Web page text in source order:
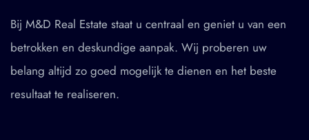
Bij M&D Real Estate staat u centraal en geniet u van een
betrokken en deskundige aanpak. Wij proberen uw
belang altijd zo goed mogelijk te dienen en het beste
resultaat te realiseren.